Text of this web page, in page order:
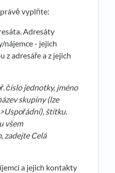
vyplňte:
Adresáty
nájemce - jejich
z adresáře a z jejich
číslo jednotky, jméno
skupiny (lze
štítku.
všem
zadejte Celá
a jejich kontakty